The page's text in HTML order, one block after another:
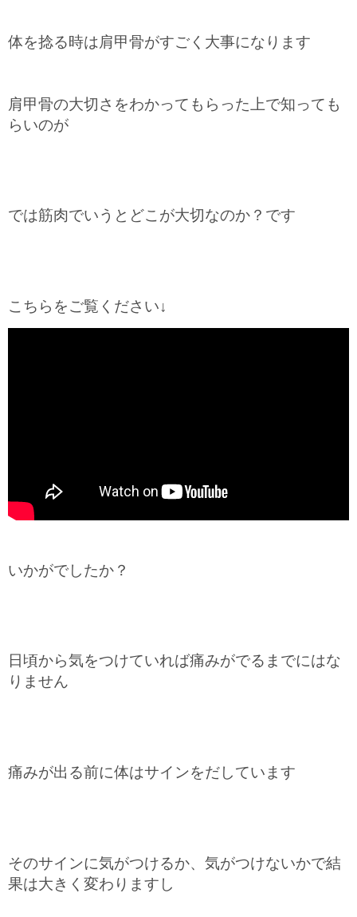
体を捻る時は肩甲骨がすごく大事になります
肩甲骨の大切さをわかってもらった上で知っても
らいのが
では筋肉でいうとどこが大切なのか？です
こちらをご覧ください↓
いかがでしたか？
日頃から気をつけていれば痛みがでるまでにはな
りません
痛みが出る前に体はサインをだしています
そのサインに気がつけるか、気がつけないかで結
果は大きく変わりますし